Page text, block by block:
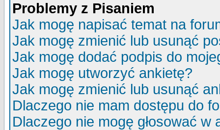
Problemy z Pisaniem
Jak mogę napisać temat na
Jak mogę zmienić lub usunąć
Jak mogę dodać podpis do
Jak mogę utworzyć ankietę?
Jak mogę zmienić lub usunąć
Dlaczego nie mam dostępu do
Dlaczego nie mogę głosować w